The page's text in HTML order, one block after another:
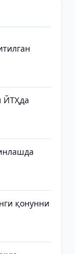
ЙТҲда
қонунни